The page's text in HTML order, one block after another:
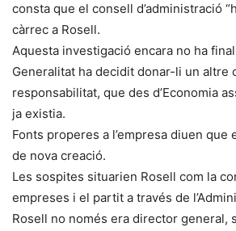
consta que el consell d’administració
càrrec a Rosell.
Aquesta investigació encara no ha
Generalitat ha decidit donar-li un altre
responsabilitat, que des d’Economia
ja existia.
Fonts properes a l’empresa diuen que
de nova creació.
Les sospites situarien Rosell com la
empreses i el partit a través de
Rosell no només era director general,